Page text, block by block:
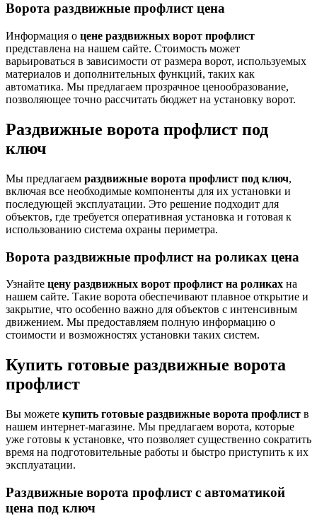
Ворота раздвижные профлист цена
Информация о цене раздвижных ворот профлист
представлена на нашем сайте. Стоимость может
варьироваться в зависимости от размера ворот, используемых
материалов и дополнительных функций, таких как
автоматика. Мы предлагаем прозрачное ценообразование,
позволяющее точно рассчитать бюджет на установку ворот.
Раздвижные ворота профлист под
ключ
Мы предлагаем раздвижные ворота профлист под ключ,
включая все необходимые компоненты для их установки и
последующей эксплуатации. Это решение подходит для
объектов, где требуется оперативная установка и готовая к
использованию система охраны периметра.
Ворота раздвижные профлист на роликах цена
Узнайте цену раздвижных ворот профлист на роликах на
нашем сайте. Такие ворота обеспечивают плавное открытие и
закрытие, что особенно важно для объектов с интенсивным
движением. Мы предоставляем полную информацию о
стоимости и возможностях установки таких систем.
Купить готовые раздвижные ворота
профлист
Вы можете купить готовые раздвижные ворота профлист в
нашем интернет-магазине. Мы предлагаем ворота, которые
уже готовы к установке, что позволяет существенно сократить
время на подготовительные работы и быстро приступить к их
эксплуатации.
Раздвижные ворота профлист с автоматикой
цена под ключ